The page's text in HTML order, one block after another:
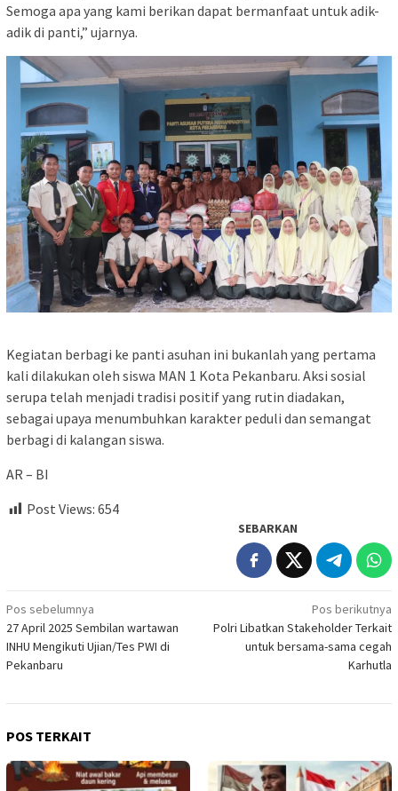
Semoga apa yang kami berikan dapat bermanfaat untuk adik-
adik di panti,” ujarnya.
Kegiatan berbagi ke panti asuhan ini bukanlah yang pertama
kali dilakukan oleh siswa MAN 1 Kota Pekanbaru. Aksi sosial
serupa telah menjadi tradisi positif yang rutin diadakan,
sebagai upaya menumbuhkan karakter peduli dan semangat
berbagi di kalangan siswa.
AR – BI
Post Views: 654
SEBARKAN
Navigasi
pos
Pos sebelumnya
27 April 2025 Sembilan wartawan
INHU Mengikuti Ujian/Tes PWI di
Pekanbaru
Pos berikutnya
Polri Libatkan Stakeholder Terkait
untuk bersama-sama cegah
Karhutla
POS TERKAIT